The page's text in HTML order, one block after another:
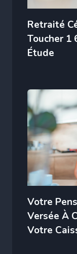
Retraité
Toucher 1
Étude
Votre
Versée À
Votre